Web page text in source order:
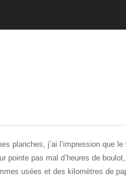
planches, j’ai l’impression que le
pointe pas mal d’heures de
usées et des kilomètres de